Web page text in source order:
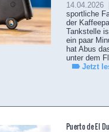
14.04.2026 |
sportliche
der
Tankstelle
ein paar
hat Abus
unter dem
Jetzt
Puerto de El